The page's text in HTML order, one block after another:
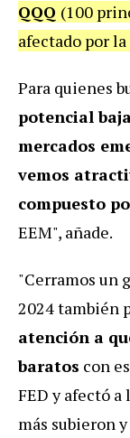
QQQ (100
afectado por
Para quienes
potencial
mercados
vemos
compuesto
EEM", añade.
"Cerramos un
2024 también
atención a
baratos con
FED y afectó
más subieron